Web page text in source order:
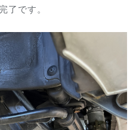
了です。